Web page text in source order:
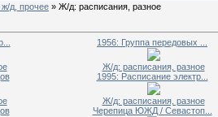
д, прочее » Ж/д: расписания, разное
1956: Группа передовых ...
Ж/д: расписания, разное
1995: Расписание электр...
Ж/д: расписания, разное
Черепица ЮЖД / Севастоп...